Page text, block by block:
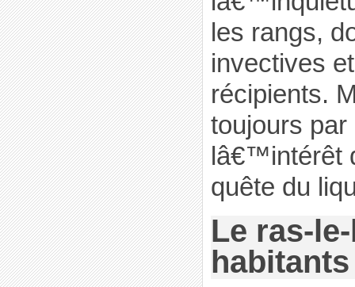
les rangs,
invectives
récipients.
toujours
lâ€™intérêt
quête du
Le ras-
habitants